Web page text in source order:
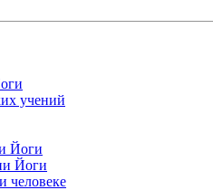
учений
Йоги
Йоги
человеке